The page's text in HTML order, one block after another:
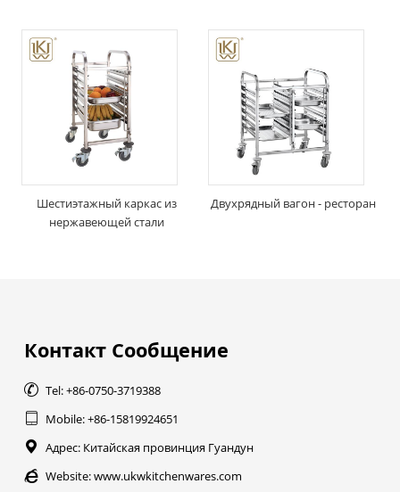
Шестиэтажный каркас из
нержавеющей стали
Двухрядный вагон - ресторан
Контакт Сообщение
 Tel: +86-0750-3719388
 Mobile: +86-15819924651
 Адрес: Китайская провинция Гуандун
 Website:www.ukwkitchenwares.com